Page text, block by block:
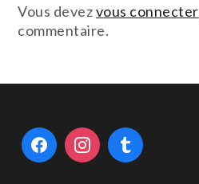
Vous devezvous connecter
commentaire.